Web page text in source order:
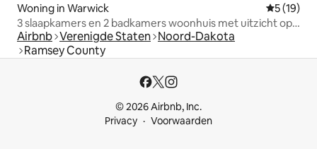
Woning in Warwick
5 (19)
3 slaapkamers en 2 badkamers woonhuis met uitzicht op
het meer
Airbnb Verenigde Staten Noord-Dakota
Ramsey County
© 2026 Airbnb, Inc.
Privacy
Voorwaarden